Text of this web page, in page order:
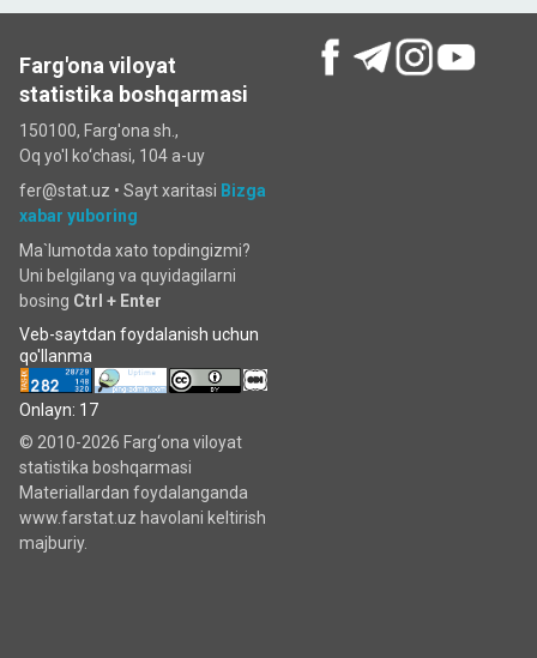
Farg'ona viloyat
statistika boshqarmasi
150100, Farg'ona sh.,
Oq yo'l ko‘chаsi, 104 a-uy
fer@stat.uz • Sayt xaritasi Bizga
xabar yuboring
Ma`lumotda xato topdingizmi?
Uni belgilang va quyidagilarni
bosing Ctrl + Enter
Veb-saytdan foydalanish uchun
qo'llanma
Onlayn: 17
© 2010-2026 Farg‘ona viloyat
statistika boshqarmasi
Materiallardan foydalanganda
www.farstat.uz havolani keltirish
majburiy.